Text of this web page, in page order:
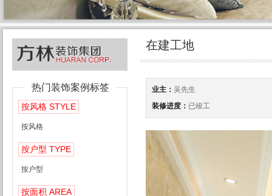
热门装饰案例标签
按风格 STYLE
按风格
按户型 TYPE
按户型
按面积 AREA
在建工地
业主： 吴先生
装修进度： 已竣工